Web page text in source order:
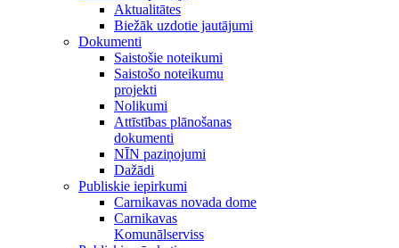
Aktualitātes
Biežāk uzdotie jautājumi
Dokumenti
Saistošie noteikumi
Saistošo noteikumu
projekti
Nolikumi
Attīstības plānošanas
dokumenti
NĪN paziņojumi
Dažādi
Publiskie iepirkumi
Carnikavas novada dome
Carnikavas
Komunālserviss